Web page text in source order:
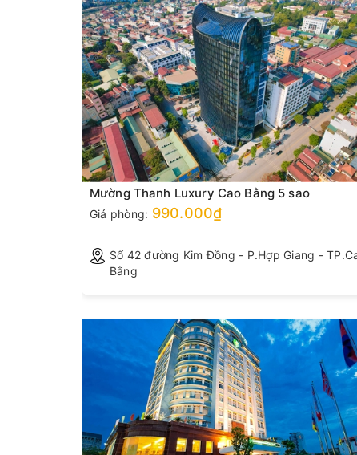
Mường Thanh Luxury Cao Bằng 5 sao
Giá phòng: 990.000₫
Số 42 đường Kim Đồng - P.Hợp Giang -
Bằng